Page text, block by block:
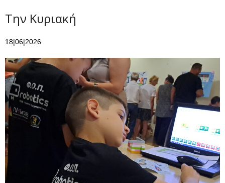
Την Κυριακή
18|06|2026